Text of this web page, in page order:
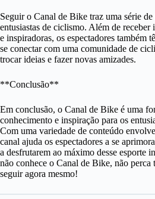
Seguir o Canal de Bike traz uma série
entusiastas de ciclismo. Além de receber
e inspiradoras, os espectadores também
se conectar com uma comunidade de
trocar ideias e fazer novas amizades.
**Conclusão**
Em conclusão, o Canal de Bike é uma
conhecimento e inspiração para os
Com uma variedade de conteúdo
canal ajuda os espectadores a se
a desfrutarem ao máximo desse esporte
não conhece o Canal de Bike, não perca
seguir agora mesmo!